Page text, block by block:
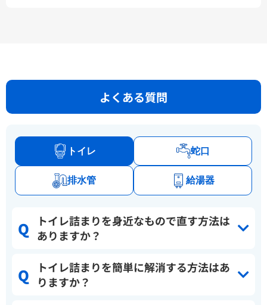
よくある質問
トイレ 蛇口
排水管 給湯器
トイレ詰まりを身近なもので直す方法は
ありますか？
トイレ詰まりを簡単に解消する方法はあ
りますか？